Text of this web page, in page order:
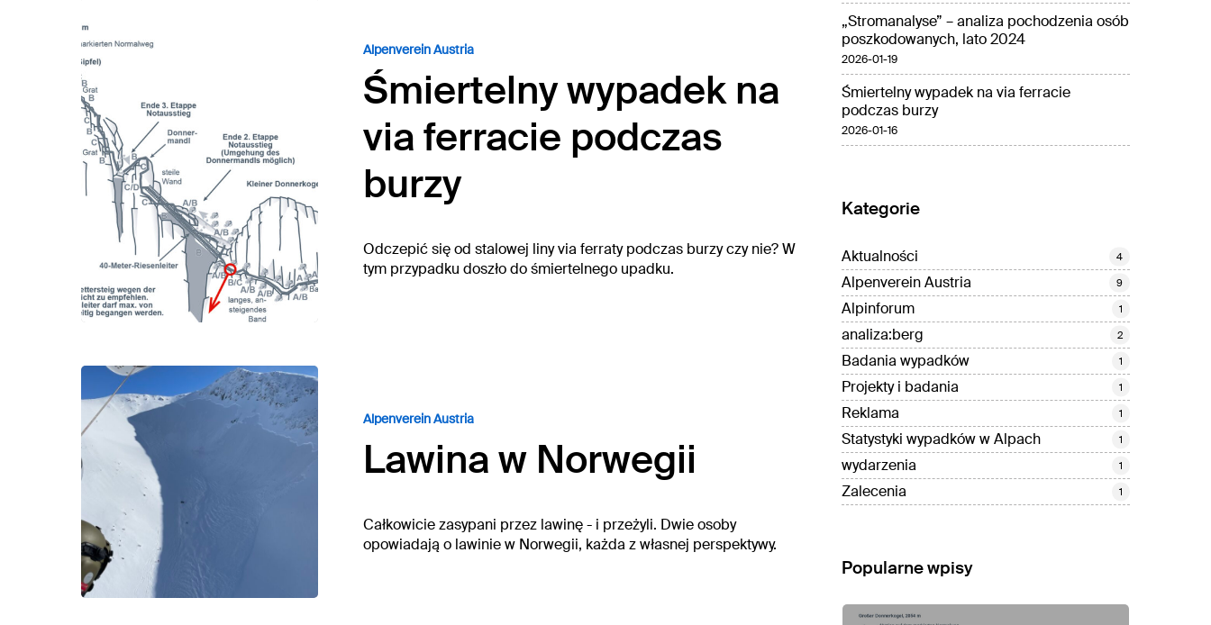
Alpenverein Austria
Śmiertelny wypadek na
via ferracie podczas
burzy
Odczepić się od stalowej liny via ferraty podczas burzy czy nie? W
tym przypadku doszło do śmiertelnego upadku.
Alpenverein Austria
Lawina w Norwegii
Całkowicie zasypani przez lawinę - i przeżyli. Dwie osoby
opowiadają o lawinie w Norwegii, każda z własnej perspektywy.
„Stromanalyse” – analiza pochodzenia osób
poszkodowanych, lato 2024
2026-01-19
Śmiertelny wypadek na via ferracie
podczas burzy
2026-01-16
Kategorie
Aktualności 4
Alpenverein Austria 9
Alpinforum 1
analiza:berg 2
Badania wypadków 1
Projekty i badania 1
Reklama 1
Statystyki wypadków w Alpach 1
wydarzenia 1
Zalecenia 1
Popularne wpisy